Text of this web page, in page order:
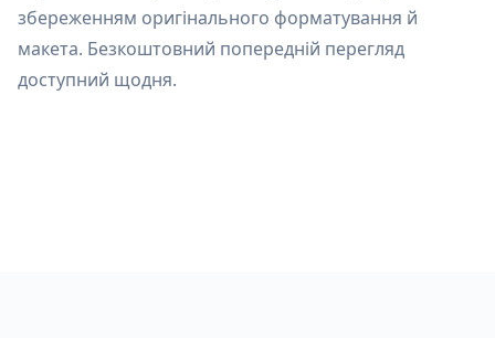
збереженням оригінального форматування й
макета. Безкоштовний попередній перегляд
доступний щодня.